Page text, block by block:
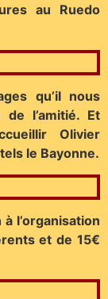
au Ruedo
qu’il nous
l’amitié. Et
Olivier
le Bayonne.
l’organisation
et de 15€